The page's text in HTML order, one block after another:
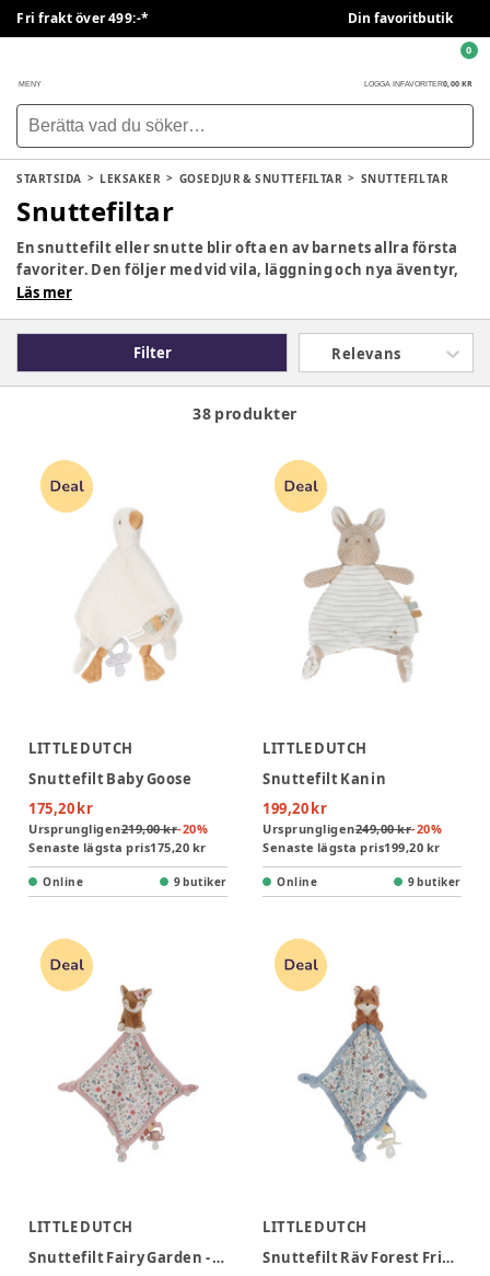
Fri frakt över 499:-* Din favoritbutik
MENY LOGGA IN FAVORITER0,00 KR
0
STARTSIDA LEKSAKER GOSEDJUR & SNUTTEFILTAR SNUTTEFILTAR
Snuttefiltar
En snuttefilt eller snutte blir ofta en av barnets allra första
favoriter. Den följer med vid vila, läggning och nya äventyr,
och kan skapa trygghet genom igenkänning, doft och
mjuka material och älskade designer som passar både
nyfödda bebisar och äldre barn.
Läs mer
Filter Relevans
38 produkter
LITTLE DUTCH
Snuttefilt Baby Goose
175,20 kr
Ursprungligen219,00 kr-20%
Senaste lägsta pris175,20 kr
Online 9 butiker
LITTLE DUTCH
Snuttefilt Kanin
199,20 kr
Ursprungligen249,00 kr-20%
Senaste lägsta pris199,20 kr
Online 9 butiker
LITTLE DUTCH
Snuttefilt Fairy Garden - Rosa
LITTLE DUTCH
Snuttefilt Räv Forest Friends - Blå